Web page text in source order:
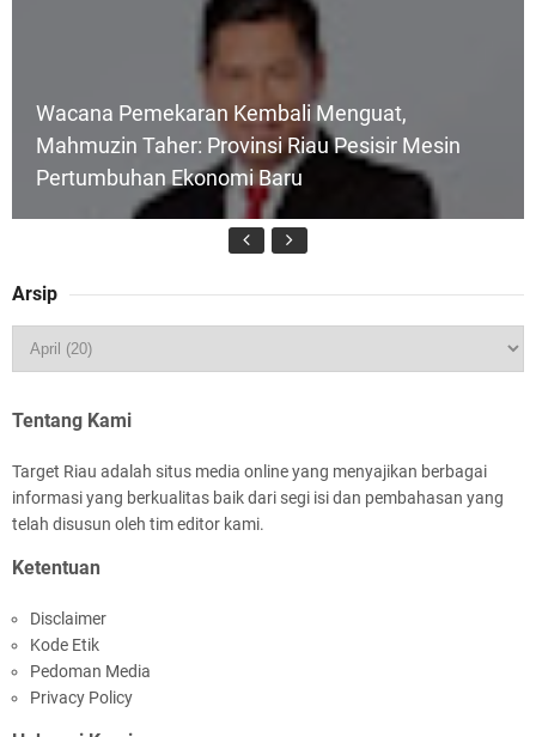
Wacana Pemekaran Kembali Menguat,
Mahmuzin Taher: Provinsi Riau Pesisir Mesin
Pertumbuhan Ekonomi Baru
HUT IBI Ke-75, Bupati Asmar: Bidan Garda
2045
Meranti Ditepungtawari, Sinergi Adat hingga
Green Policing Menguat
Arsip
Tentang Kami
Target Riau adalah situs media online yang menyajikan berbagai
informasi yang berkualitas baik dari segi isi dan pembahasan yang
telah disusun oleh tim editor kami.
Ketentuan
Disclaimer
Kode Etik
Pedoman Media
Privacy Policy